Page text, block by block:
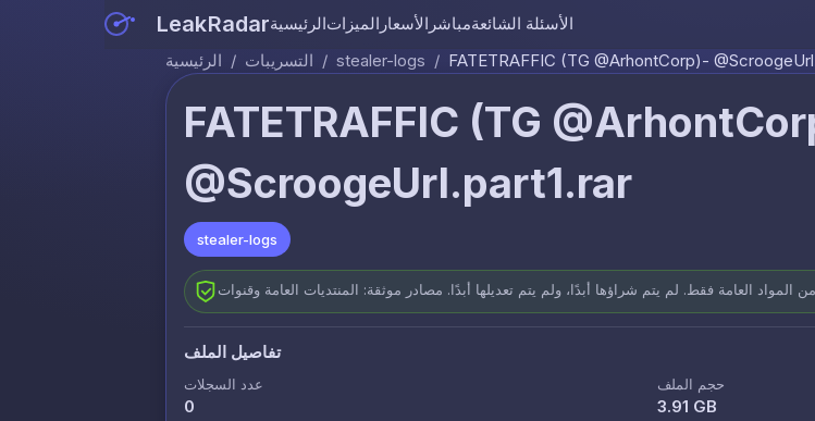
LeakRadarالرئيسيةالميزات الأسعار مباشرالأسئلة الشائعة
الرئيسية / التسريبات / stealer-logs / FATETRAFFIC (TG @ArhontCorp)-
FATETRAFFIC (TG
@ScroogeUrl.part1.rar
stealer-logs
تفاصيل الملف
عدد السجلات
0
حجم الملف
3.91 GB